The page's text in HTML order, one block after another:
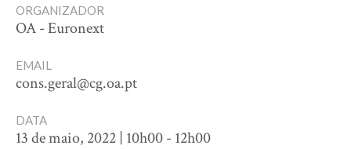
ORGANIZADOR
OA - Euronext
EMAIL
cons.geral@cg.oa.pt
DATA
13 de maio, 2022 | 10h00 - 12h00